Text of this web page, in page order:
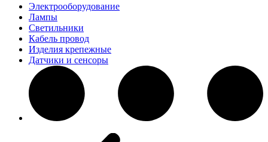
Электрооборудование
Лампы
Светильники
Кабель провод
Изделия крепежные
Датчики и сенсоры